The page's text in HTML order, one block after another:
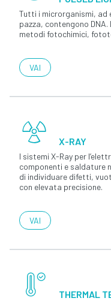
Tutti i microrganismi, ad
pazza, contengono
metodi fotochimici,
VAI
X-RAY
I sistemi X-Ray per
componenti e saldature
di individuare difetti,
con elevata precisione.
VAI
THERMAL